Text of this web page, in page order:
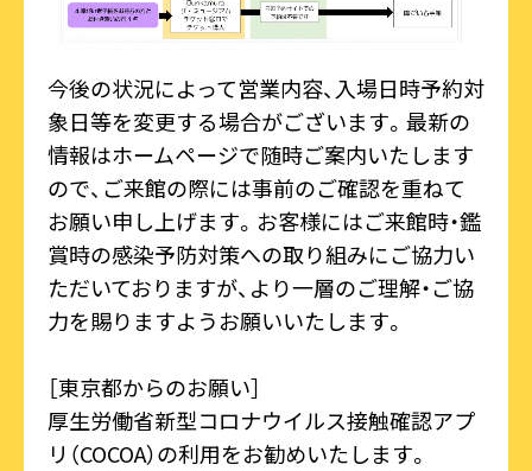
今後の状況によって営業内容、入場日時予約対
象日等を変更する場合がございます。最新の
情報はホームページで随時ご案内いたします
ので、ご来館の際には事前のご確認を重ねて
お願い申し上げます。お客様にはご来館時・鑑
賞時の感染予防対策への取り組みにご協力い
ただいておりますが、より一層のご理解・ご協
力を賜りますようお願いいたします。
［東京都からのお願い］
厚生労働省新型コロナウイルス接触確認アプ
リ（COCOA）の利用をお勧めいたします。